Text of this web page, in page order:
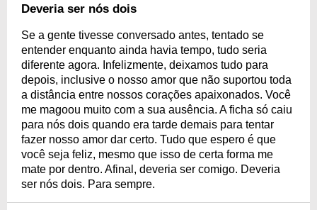
Deveria ser nós dois
Se a gente tivesse conversado antes, tentado se
entender enquanto ainda havia tempo, tudo seria
diferente agora. Infelizmente, deixamos tudo para
depois, inclusive o nosso amor que não suportou toda
a distância entre nossos corações apaixonados. Você
me magoou muito com a sua ausência. A ficha só caiu
para nós dois quando era tarde demais para tentar
fazer nosso amor dar certo. Tudo que espero é que
você seja feliz, mesmo que isso de certa forma me
mate por dentro. Afinal, deveria ser comigo. Deveria
ser nós dois. Para sempre.